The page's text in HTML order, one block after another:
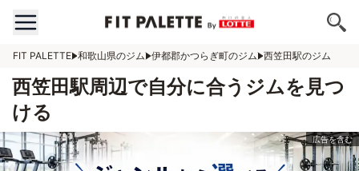
FIT PALETTE 和歌山県のジム 伊都郡かつらぎ町のジム 西笠田駅のジム
西笠田駅周辺で自分に合うジムを見つ
ける